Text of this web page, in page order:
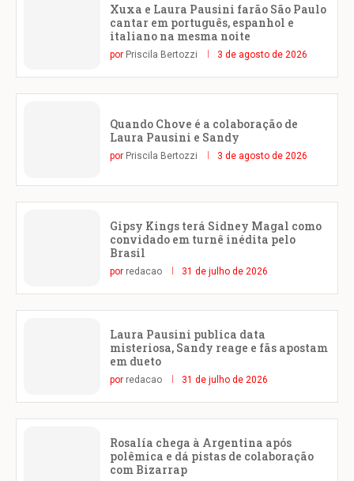
Xuxa e Laura Pausini farão São Paulo
cantar em português, espanhol e
italiano na mesma noite
por Priscila Bertozzi 3 de agosto de 2026
Quando Chove é a colaboração de
Laura Pausini e Sandy
por Priscila Bertozzi 3 de agosto de 2026
Gipsy Kings terá Sidney Magal como
convidado em turnê inédita pelo
Brasil
por redacao 31 de julho de 2026
Laura Pausini publica data
misteriosa, Sandy reage e fãs apostam
em dueto
por redacao 31 de julho de 2026
Rosalía chega à Argentina após
polêmica e dá pistas de colaboração
com Bizarrap